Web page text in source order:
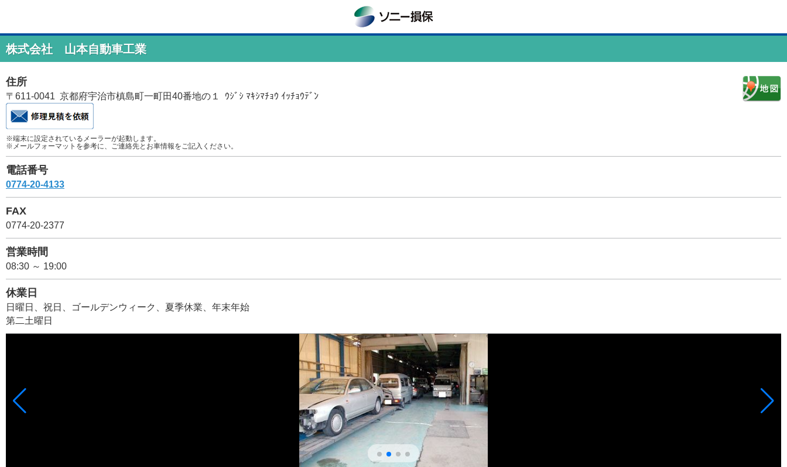
株式会社 山本自動車工業
住所
〒611-0041 京都府宇治市槙島町一町田40番地の１ ｳｼﾞｼ ﾏｷｼﾏﾁｮｳ ｲｯﾁｮｳﾃﾞﾝ
※端末に設定されているメーラーが起動します。
※メールフォーマットを参考に、ご連絡先とお車情報をご記入ください。
電話番号
0774-20-4133
FAX
0774-20-2377
営業時間
08:30 ～ 19:00
休業日
日曜日、祝日、ゴールデンウィーク、夏季休業、年末年始
第二土曜日